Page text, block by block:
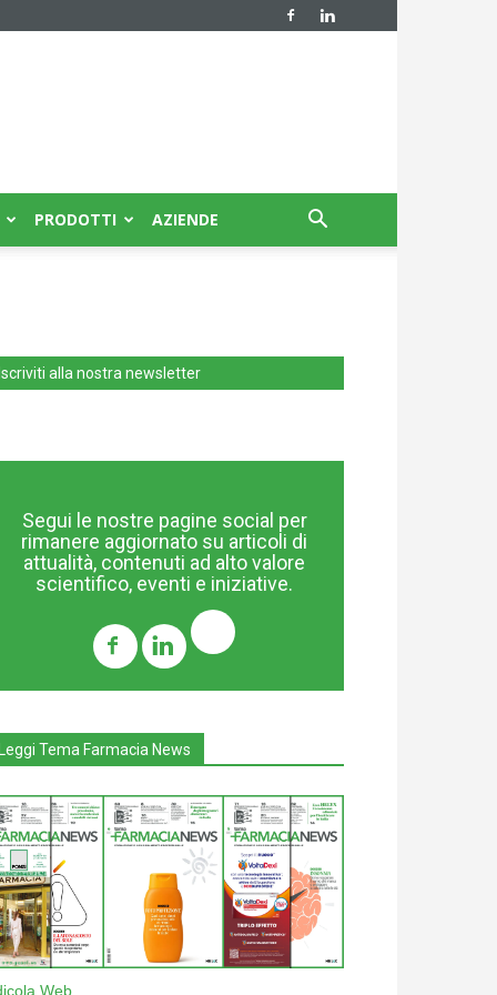
PRODOTTI AZIENDE
alla nostra newsletter
Segui le nostre pagine social per
rimanere aggiornato su articoli di
attualità, contenuti ad alto valore
scientifico, eventi e iniziative.
Tema Farmacia News
Web